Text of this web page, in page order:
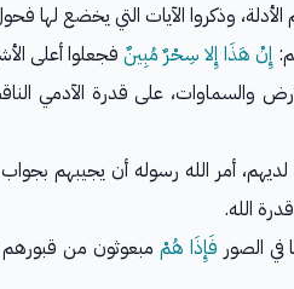
وذكروا الآيات التي يخضع لها
إِنْ هَذَا إِلا سِحْرٌ مُبِينٌ فجعلوا أعلى
على قدرة الآدمي
أمر الله رسوله أن يجيبهم بجواب
الله.
الصور فَإِذَا هُمْ مبعوثون من قبورهم